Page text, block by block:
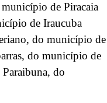
de Piracaia
de Iraucuba
do município de
do município de
do